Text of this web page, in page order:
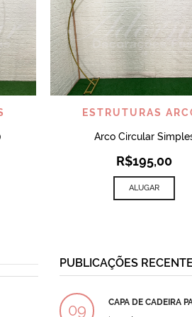
VISUALIZAR
ESTRUTURAS
Arco Circular
R$195,00
ALUGAR
PUBLICAÇÕES
09 CAPA DE CADEIRA